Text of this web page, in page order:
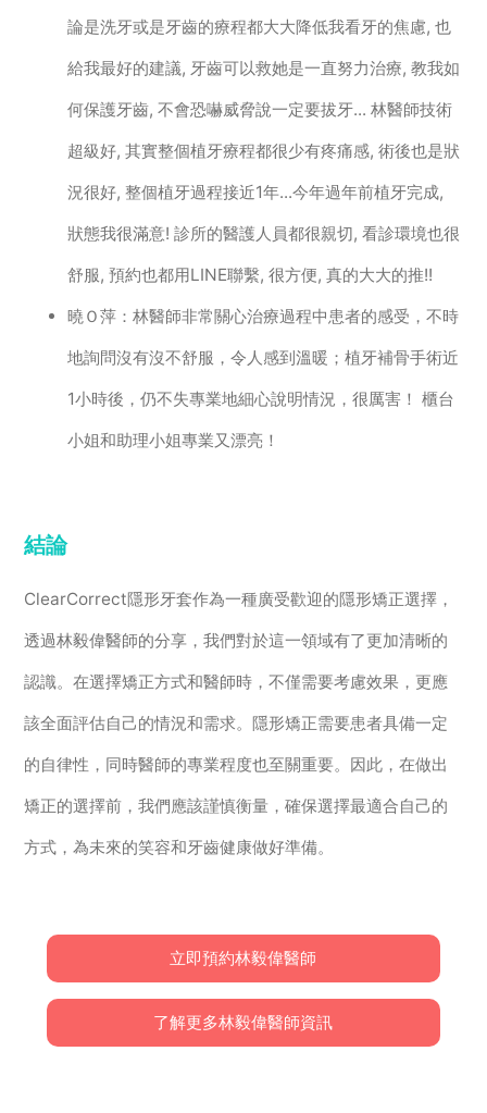
論是洗牙或是牙齒的療程都大大降低我看牙的焦慮, 也
給我最好的建議, 牙齒可以救她是一直努力治療, 教我如
何保護牙齒, 不會恐嚇威脅說一定要拔牙... 林醫師技術
超級好, 其實整個植牙療程都很少有疼痛感, 術後也是狀
況很好, 整個植牙過程接近1年...今年過年前植牙完成,
狀態我很滿意! 診所的醫護人員都很親切, 看診環境也很
舒服, 預約也都用LINE聯繫, 很方便, 真的大大的推!!
曉Ｏ萍：林醫師非常關心治療過程中患者的感受，不時
地詢問沒有沒不舒服，令人感到溫暖；植牙補骨手術近
1小時後，仍不失專業地細心說明情況，很厲害！ 櫃台
小姐和助理小姐專業又漂亮！
結論
ClearCorrect隱形牙套作為一種廣受歡迎的隱形矯正選擇，
透過林毅偉醫師的分享，我們對於這一領域有了更加清晰的
認識。在選擇矯正方式和醫師時，不僅需要考慮效果，更應
該全面評估自己的情況和需求。隱形矯正需要患者具備一定
的自律性，同時醫師的專業程度也至關重要。因此，在做出
矯正的選擇前，我們應該謹慎衡量，確保選擇最適合自己的
方式，為未來的笑容和牙齒健康做好準備。
立即預約林毅偉醫師
了解更多林毅偉醫師資訊